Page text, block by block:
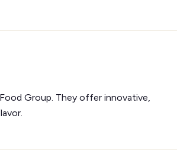
Group. They offer innovative,